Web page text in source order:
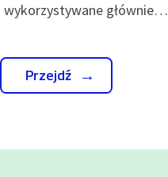
wykorzystywane głównie…
Przejdź